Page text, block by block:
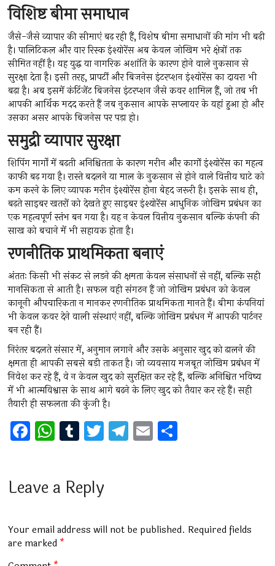
विशिष्ट बीमा समाधान
जैसे-जैसे व्यापार की सीमाएं बढ़ रही हैं, विशेष बीमा समाधानों की मांग भी बढ़ी
है। पालिटिकल और वार रिस्क इंश्योरेंस अब केवल जोखिम भरे क्षेत्रों तक
सीमित नहीं है। यह युद्ध या नागरिक अशांति के कारण होने वाले नुकसान से
सुरक्षा देता है। इसी तरह, प्रापर्टी और बिजनेस इंटरप्शन इंश्योरेंस का दायरा भी
बढ़ा है। अब इसमें कंटिंजेंट बिजनेस इंटरप्शन जैसे कवर शामिल हैं, जो तब भी
आपकी आर्थिक मदद करते हैं जब नुकसान आपके सप्लायर के यहां हुआ हो और
उसका असर आपके बिजनेस पर पड़ा हो।
समुद्री व्यापार सुरक्षा
शिपिंग मार्गों में बढ़ती अनिश्चितता के कारण मरीन और कार्गो इंश्योरेंस का महत्व
काफी बढ़ गया है। रास्ते बदलने या माल के नुकसान से होने वाले वित्तीय घाटे को
कम करने के लिए व्यापक मरीन इंश्योरेंस होना बेहद जरूरी है। इसके साथ ही,
बढ़ते साइबर खतरों को देखते हुए साइबर इंश्योरेंस आधुनिक जोखिम प्रबंधन का
एक महत्वपूर्ण स्तंभ बन गया है। यह न केवल वित्तीय नुकसान बल्कि कंपनी की
साख को बचाने में भी सहायक होता है।
रणनीतिक प्राथमिकता बनाएं
अंततः किसी भी संकट से लड़ने की क्षमता केवल संसाधनों से नहीं, बल्कि सही
मानसिकता से आती है। सफल वही संगठन हैं जो जोखिम प्रबंधन को केवल
कानूनी औपचारिकता न मानकर रणनीतिक प्राथमिकता मानते हैं। बीमा कंपनियां
भी केवल कवर देने वाली संस्थाएं नहीं, बल्कि जोखिम प्रबंधन में आपकी पार्टनर
बन रही हैं।
निरंतर बदलते संसार में, अनुमान लगाने और उसके अनुसार खुद को ढालने की
क्षमता ही आपकी सबसे बड़ी ताकत है। जो व्यवसाय मजबूत जोखिम प्रबंधन में
निवेश कर रहे हैं, वे न केवल खुद को सुरक्षित कर रहे हैं, बल्कि अनिश्चित भविष्य
में भी आत्मविश्वास के साथ आगे बढ़ने के लिए खुद को तैयार कर रहे हैं। सही
तैयारी ही सफलता की कुंजी है।
F
a
b
o
k
W
h
s
p
p
T
u
bl
T
wi
er
T
el
m
E
m
Leave a Reply
Your email address will not be published. Required fields
are marked *